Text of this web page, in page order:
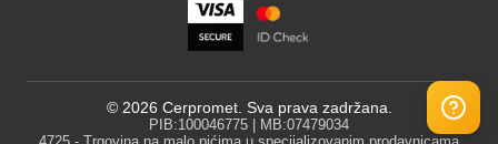
© 2026 Cerpromet. Sva prava zadržana.
PIB:100046775 | MB:07479034